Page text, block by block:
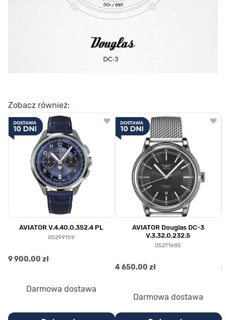
Zobacz również:
AVIATOR V.4.40.0.352.4 PL
05299159
9 900,00 zł
Darmowa dostawa
AVIATOR Douglas DC-3
V.3.32.0.232.5
05271685
4 650,00 zł
Darmowa dostawa